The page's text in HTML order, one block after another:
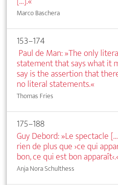
Marco Baschera
153–174
Paul de Man: »The only
statement that says what it
say is the assertion that
no literal statements.«
Thomas Fries
175–188
Guy Debord: »Le spectacle
rien de plus que ›ce qui
bon, ce qui est bon
Anja Nora Schulthess